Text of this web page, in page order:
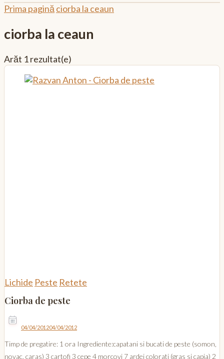
Prima pagină ciorba la ceaun
ciorba la ceaun
Arăt 1 rezultat(e)
Lichide Peste Retete
Ciorba de peste
04/04/201204/04/2012
Timp de pregatire: 1 ora Ingrediente:capatani si bucati de peste (somon,
novac, caras) 3 cartofi 3 cepe 4 morcovi 7 ardei colorati (gras si capia) 2